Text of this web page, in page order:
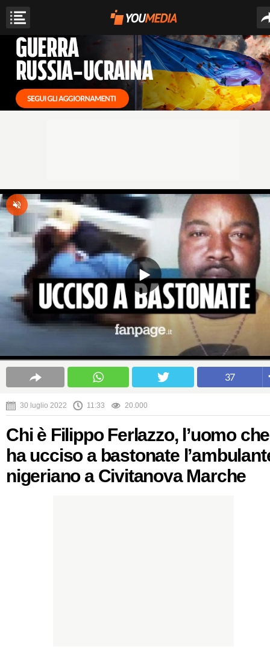
37
30 luglio 2022 11:33 20.000
Chi è Filippo Ferlazzo, l’uomo che
ha ucciso a bastonate
nigeriano a Civitanova Marche